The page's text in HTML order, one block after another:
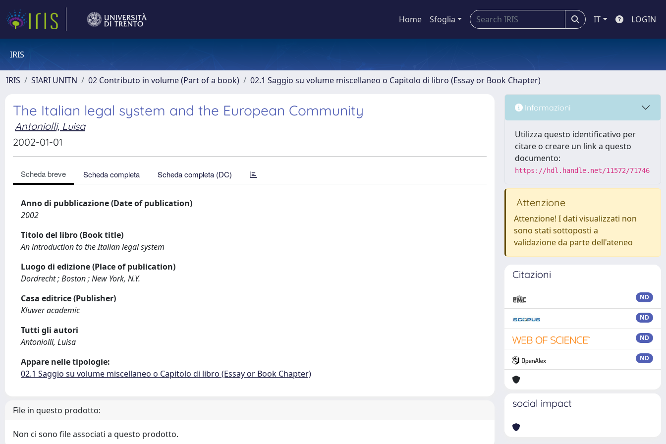
Home Sfoglia IT LOGIN
IRIS
IRIS SIARI UNITN 02 Contributo in volume (Part of a book) 02.1 Saggio su volume miscellaneo o Capitolo di libro (Essay or Book Chapter)
The Italian legal system and the European Community
Antoniolli, Luisa
2002-01-01
Scheda breve Scheda completa Scheda completa (DC)
Anno di pubblicazione (Date of publication)
2002
Titolo del libro (Book title)
An introduction to the Italian legal system
Luogo di edizione (Place of publication)
Dordrecht ; Boston ; New York, N.Y.
Casa editrice (Publisher)
Kluwer academic
Tutti gli autori
Antoniolli, Luisa
Appare nelle tipologie:
02.1 Saggio su volume miscellaneo o Capitolo di libro (Essay or Book Chapter)
File in questo prodotto:
Non ci sono file associati a questo prodotto.
Informazioni
Utilizza questo identificativo per
citare o creare un link a questo
documento:
https://hdl.handle.net/11572/71746
Attenzione
Attenzione! I dati visualizzati non
sono stati sottoposti a
validazione da parte dell'ateneo
Citazioni
ND
ND
ND
ND
social impact